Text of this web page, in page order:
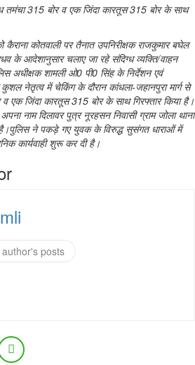
315 बोर व एक जिंदा कारतूस 315 बोर के साथ
कैराना कोतवाली पर तैनात उपनिरीक्षक राजकुमार बघेल
के आदेशानुसार चलाए जा रहे संदिग्ध व्यक्ति/वाहन
अधीक्षक शामली ओ0 पी0 सिंह के निर्देशन एवं
कुशल नेतृत्व में चेकिंग के दौरान कांधला-जहानपुरा मार्ग से
जिंदा कारतूस 315 बोर के साथ गिरफ्तार किया है।
नाम दिलावर पुत्र नूरहसन निवासी ग्राम जोला थाना
ने पकड़े गए युवक के विरुद्ध सुसंगत धाराओं में
कार्यवाही शुरू कर दी है।
author's posts